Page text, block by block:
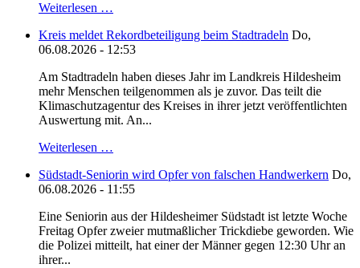
Weiterlesen …
Kreis meldet Rekordbeteiligung beim Stadtradeln Do,
06.08.2026 - 12:53
Am Stadtradeln haben dieses Jahr im Landkreis Hildesheim
mehr Menschen teilgenommen als je zuvor. Das teilt die
Klimaschutzagentur des Kreises in ihrer jetzt veröffentlichten
Auswertung mit. An...
Weiterlesen …
Südstadt-Seniorin wird Opfer von falschen Handwerkern Do,
06.08.2026 - 11:55
Eine Seniorin aus der Hildesheimer Südstadt ist letzte Woche
Freitag Opfer zweier mutmaßlicher Trickdiebe geworden. Wie
die Polizei mitteilt, hat einer der Männer gegen 12:30 Uhr an
ihrer...